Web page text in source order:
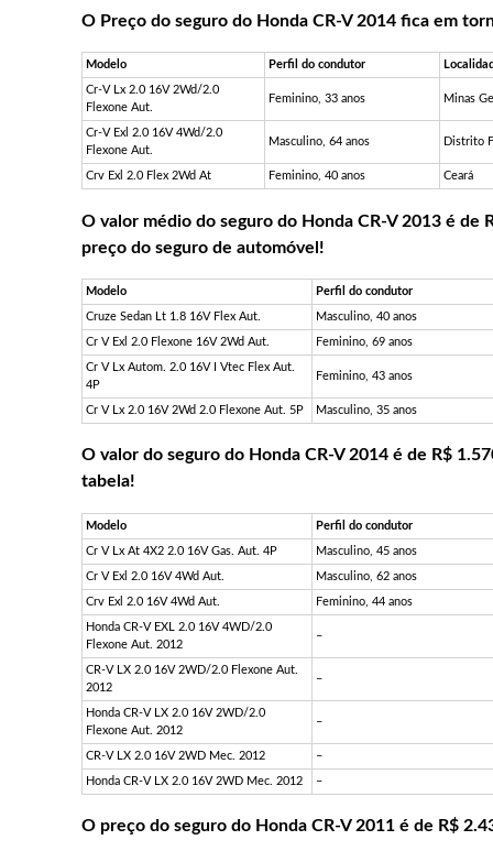
O Preço do seguro do Honda CR-V 2014 fica em
Modelo Perfil do condutor
Cr-V Lx 2.0 16V 2Wd/2.0
Flexone Aut.
Feminino, 33 anos Minas
Cr-V Exl 2.0 16V 4Wd/2.0
Flexone Aut.
Masculino, 64 anos Distrito
Crv Exl 2.0 Flex 2Wd At Feminino, 40 anos Ceará
O valor médio do seguro do Honda CR-V 2013 é de
preço do seguro de automóvel!
Modelo Perfil do condutor
Cruze Sedan Lt 1.8 16V Flex Aut. Masculino, 40 anos
Cr V Exl 2.0 Flexone 16V 2Wd Aut. Feminino, 69 anos
Cr V Lx Autom. 2.0 16V I Vtec Flex Aut.
4P
Feminino, 43 anos
Cr V Lx 2.0 16V 2Wd 2.0 Flexone Aut. 5P Masculino, 35 anos
O valor do seguro do Honda CR-V 2014 é de R$
tabela!
Modelo Perfil do condutor
Cr V Lx At 4X2 2.0 16V Gas. Aut. 4P Masculino, 45 anos
Cr V Exl 2.0 16V 4Wd Aut. Masculino, 62 anos
Crv Exl 2.0 16V 4Wd Aut. Feminino, 44 anos
Honda CR-V EXL 2.0 16V 4WD/2.0
Flexone Aut. 2012
–
CR-V LX 2.0 16V 2WD/2.0 Flexone Aut.
2012
–
Honda CR-V LX 2.0 16V 2WD/2.0
Flexone Aut. 2012
–
CR-V LX 2.0 16V 2WD Mec. 2012 –
Honda CR-V LX 2.0 16V 2WD Mec. 2012 –
O preço do seguro do Honda CR-V 2011 é de R$